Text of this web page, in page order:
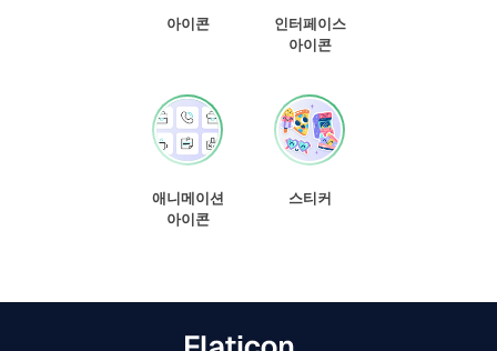
아이콘
인터페이스
아이콘
애니메이션
아이콘
스티커